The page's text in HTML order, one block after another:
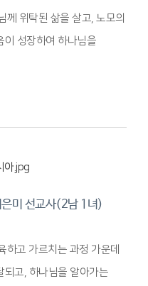
께 위탁된 삶을 살고, 노모의
이 성장하여 하나님을
미 선교사(2남 1녀)
하고 가르치는 과정 가운데
되고, 하나님을 알아가는